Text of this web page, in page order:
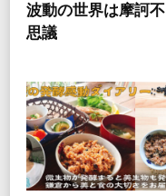
波動の世界は摩訶不
思議